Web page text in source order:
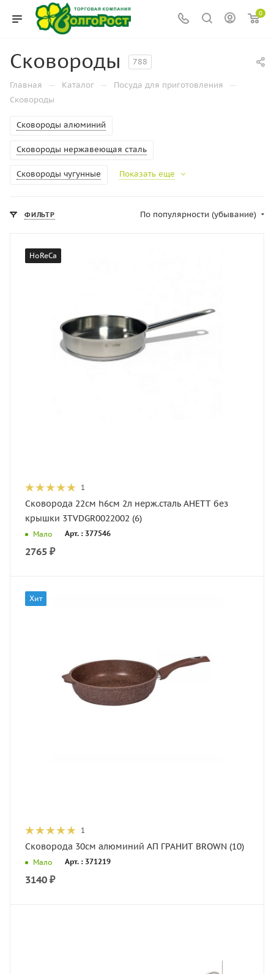
0
Сковороды 788
Главная — Каталог — Посуда для приготовления —
Сковороды
Сковороды алюминий
Сковороды нержавеющая сталь
Сковороды чугунные Показать еще
ФИЛЬТР По популярности (убывание)
HoReCa
1
Сковорода 22см h6см 2л нерж.сталь АНЕТТ без
крышки 3TVDGR0022002 (6)
Мало Арт. : 377546
2765 ₽
Хит
1
Сковорода 30см алюминий АП ГРАНИТ BROWN (10)
Мало Арт. : 371219
3140 ₽